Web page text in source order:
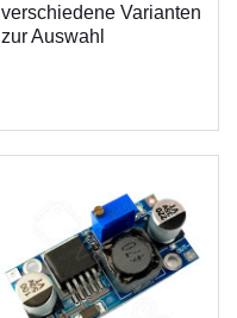
verschiedene Varianten
zur Auswahl